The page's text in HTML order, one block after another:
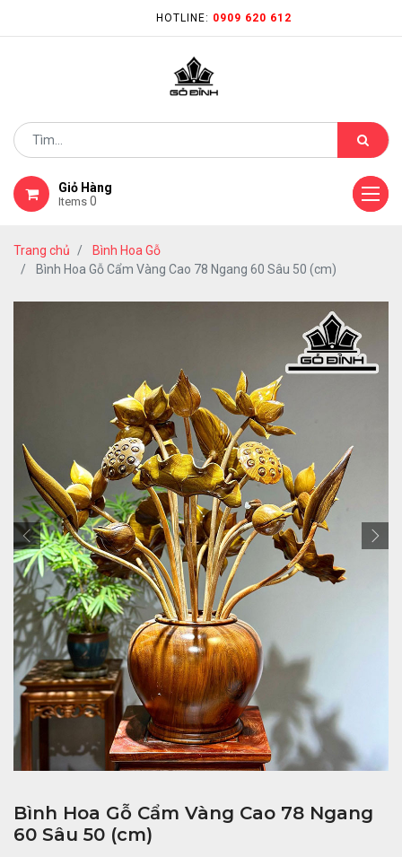
HOTLINE: 0909 620 612
Giỏ Hàng
Items 0
Trang chủ
Bình Hoa Gỗ
Bình Hoa Gỗ Cẩm Vàng Cao 78 Ngang 60 Sâu 50 (cm)
Bình Hoa Gỗ Cẩm Vàng Cao 78 Ngang
60 Sâu 50 (cm)